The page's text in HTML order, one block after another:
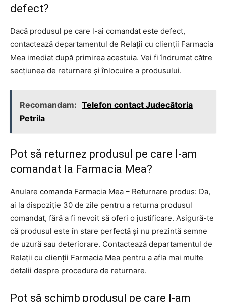
defect?
Dacă produsul pe care l-ai comandat este defect,
contactează departamentul de Relații cu clienții Farmacia
Mea imediat după primirea acestuia. Vei fi îndrumat către
secțiunea de returnare și înlocuire a produsului.
Recomandam: Telefon contact Judecătoria
Petrila
Pot să returnez produsul pe care l-am
comandat la Farmacia Mea?
Anulare comanda Farmacia Mea – Returnare produs: Da,
ai la dispoziție 30 de zile pentru a returna produsul
comandat, fără a fi nevoit să oferi o justificare. Asigură-te
că produsul este în stare perfectă și nu prezintă semne
de uzură sau deteriorare. Contactează departamentul de
Relații cu clienții Farmacia Mea pentru a afla mai multe
detalii despre procedura de returnare.
Pot să schimb produsul pe care l-am